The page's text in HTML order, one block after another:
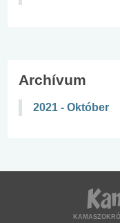
Archívum
2021 - Október